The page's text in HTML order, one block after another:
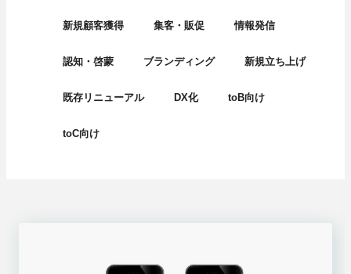
新規顧客獲得 集客・販促 情報発信
認知・啓蒙 ブランディング 新規立ち上げ
既存リニューアル DX化 toB向け
toC向け